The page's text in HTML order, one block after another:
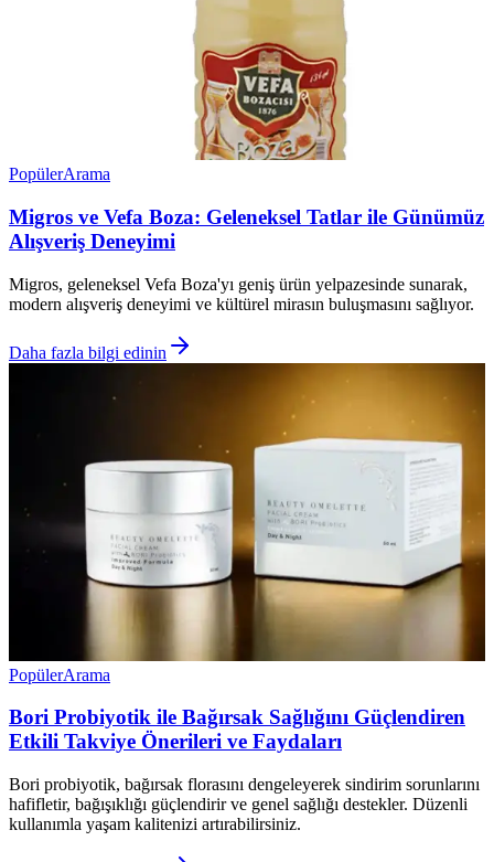
PopülerArama
Migros ve Vefa Boza: Geleneksel Tatlar ile Günümüz
Alışveriş Deneyimi
Migros, geleneksel Vefa Boza'yı geniş ürün yelpazesinde sunarak,
modern alışveriş deneyimi ve kültürel mirasın buluşmasını sağlıyor.
Daha fazla bilgi edinin
PopülerArama
Bori Probiyotik ile Bağırsak Sağlığını Güçlendiren
Etkili Takviye Önerileri ve Faydaları
Bori probiyotik, bağırsak florasını dengeleyerek sindirim sorunlarını
hafifletir, bağışıklığı güçlendirir ve genel sağlığı destekler. Düzenli
kullanımla yaşam kalitenizi artırabilirsiniz.